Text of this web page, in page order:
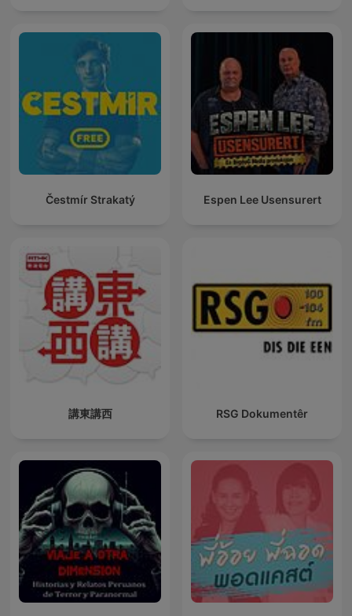
Čestmír Strakatý Espen Lee Usensurert
講東講西 RSG Dokumentêr